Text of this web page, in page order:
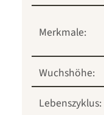
Merkmale:
Wuchshöhe:
Lebenszyklus: